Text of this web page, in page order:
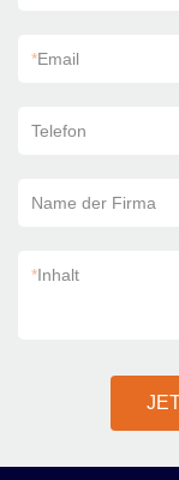
*Email
Telefon
Name der Firma
*Inhalt